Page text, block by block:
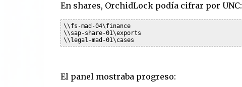
En shares, OrchidLock podía cifrar por UNC:
\\fs-mad-04\finance
\\sap-share-01\exports
El panel mostraba progreso: